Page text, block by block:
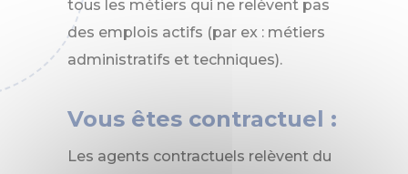
tous les métiers qui ne relèvent pas
des emplois actifs (par ex : métiers
administratifs et techniques).
Vous êtes contractuel :
Les agents contractuels relèvent du